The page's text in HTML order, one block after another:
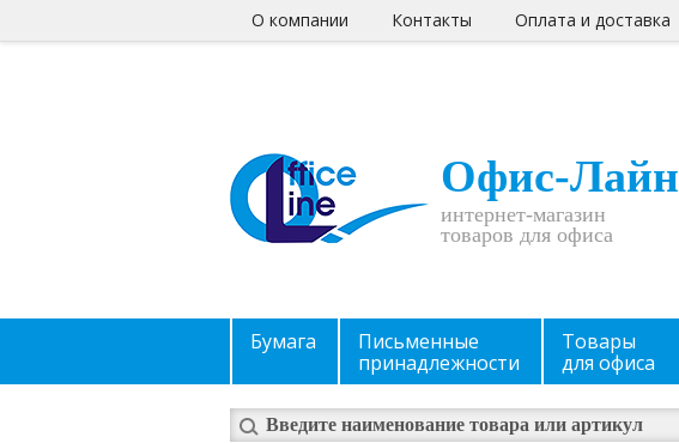
О компании Контакты Оплата и доставка
Офис-Лайн
интернет-магазин
товаров для офиса
Бумага
Письменные
принадлежности
Товары
для офиса